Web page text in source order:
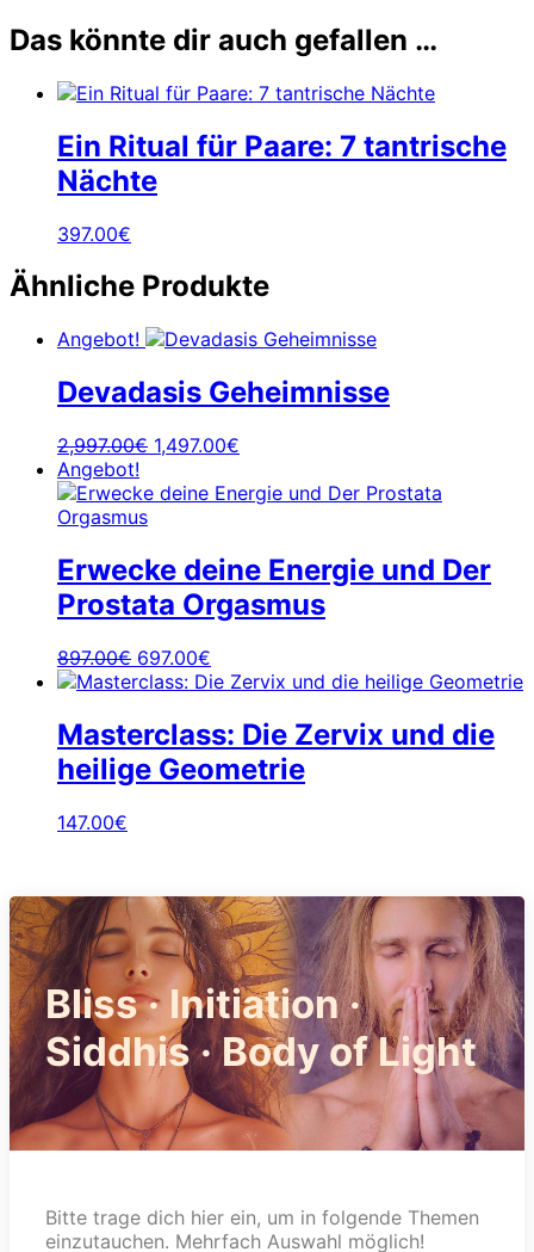
Frauen
WH
Menge
Das könnte dir auch gefallen …
Ein Ritual für Paare: 7 tantrische
Nächte
397.00€
Ähnliche Produkte
Angebot!
Devadasis Geheimnisse
2,997.00€ Ursprünglicher
war:
1,497.00€
ist:
Angebot!
Erwecke deine Energie und Der
Prostata Orgasmus
897.00€ Ursprünglicher
Preis
897.00€
697.00€
Preis
697.00€.
Masterclass: Die Zervix und die
heilige Geometrie
147.00€
Bliss · Initiation ·
Siddhis · Body of Light
Bitte trage dich hier ein, um in folgende Themen
einzutauchen. Mehrfach Auswahl möglich!